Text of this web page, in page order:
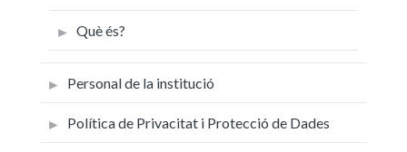
Què és?
Personal de la institució
Política de Privacitat i Protecció de Dades